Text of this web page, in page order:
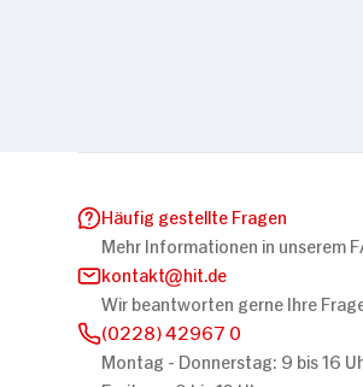
Häufig gestellte Fragen
Mehr Informationen in unserem
kontakt
hit.de
Wir beantworten gerne Ihre
(0228) 42967 0
Montag - Donnerstag: 9 bis 16